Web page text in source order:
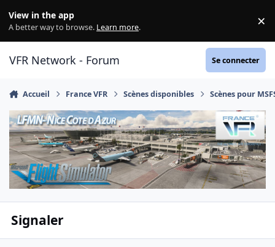
View in the app
A better way to browse. Learn more. ×
VFR Network - Forum Se connecter
Accueil France VFR Scènes disponibles Scènes pour
Signaler